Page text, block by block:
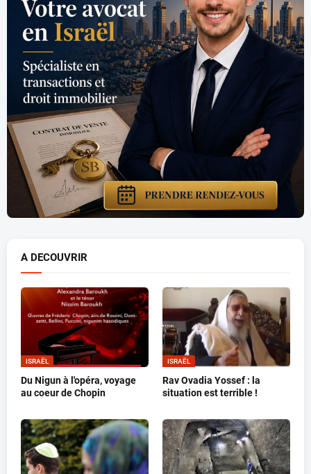
A DECOUVRIR
ISRAËL
Du Nigun à l'opéra, voyage
au coeur de Chopin
ISRAËL
Rav Ovadia Yossef : la
situation est terrible !